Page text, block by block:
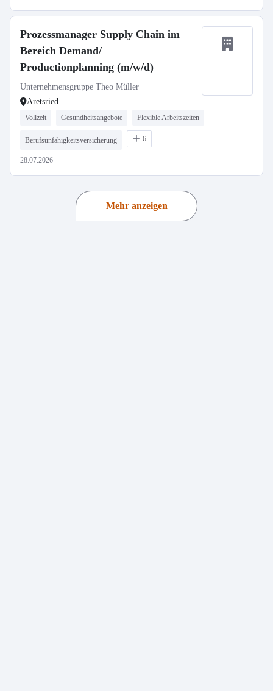
Prozessmanager Supply Chain im
Bereich Demand/
Productionplanning (m/w/d)
Unternehmensgruppe Theo Müller
Aretsried
Vollzeit Gesundheitsangebote Flexible Arbeitszeiten
Berufsunfähigkeitsversicherung 6
28.07.2026
Mehr anzeigen